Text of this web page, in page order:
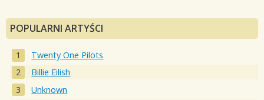
POPULARNI ARTYŚCI
Twenty One Pilots
Billie Eilish
Unknown